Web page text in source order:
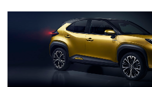
Land Cruiser (excl. BTW)